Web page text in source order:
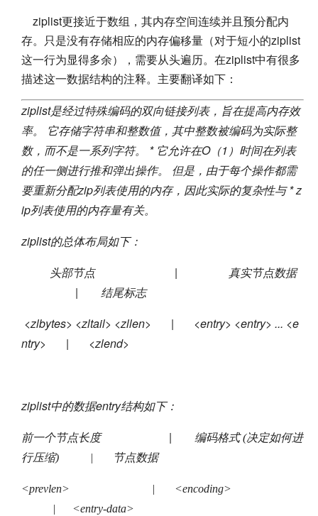
ziplist更接近于数组，其内存空间连续并且预分配内
存。只是没有存储相应的内存偏移量（对于短小的ziplist
这一行为显得多余），需要从头遍历。在ziplist中有很多
描述这一数据结构的注释。主要翻译如下：
ziplist是经过特殊编码的双向链接列表，旨在提高内存效
率。 它存储字符串和整数值，其中整数被编码为实际整
数，而不是一系列字符。 * 它允许在O（1）时间在列表
的任一侧进行推和弹出操作。 但是，由于每个操作都需
要重新分配zip列表使用的内存，因此实际的复杂性与 * z
ip列表使用的内存量有关。
ziplist的总体布局如下：
头部节点 | 真实节点数据
| 结尾标志
<zlbytes> <zltail> <zllen> | <entry> <entry> ... <e
ntry> | <zlend>
ziplist中的数据entry结构如下：
前一个节点长度 | 编码格式 (决定如何进
行压缩) | 节点数据
<prevlen> | <encoding>
| <entry-data>